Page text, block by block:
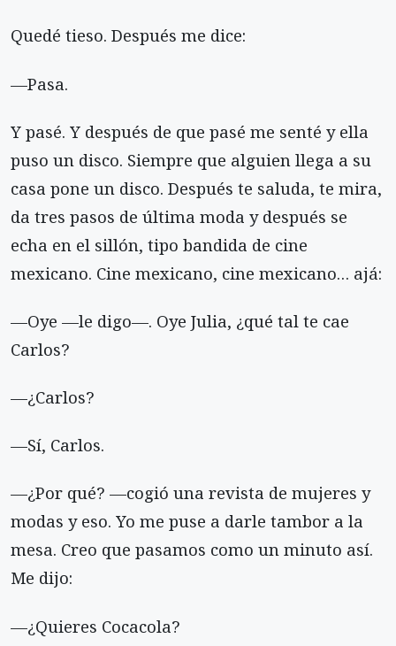
Quedé tieso. Después me dice:
—Pasa.
Y pasé. Y después de que pasé me senté y ella
puso un disco. Siempre que alguien llega a su
casa pone un disco. Después te saluda, te mira,
da tres pasos de última moda y después se
echa en el sillón, tipo bandida de cine
mexicano. Cine mexicano, cine mexicano… ajá:
—Oye —le digo—. Oye Julia, ¿qué tal te cae
Carlos?
—¿Carlos?
—Sí, Carlos.
—¿Por qué? —cogió una revista de mujeres y
modas y eso. Yo me puse a darle tambor a la
mesa. Creo que pasamos como un minuto así.
Me dijo:
—¿Quieres Cocacola?